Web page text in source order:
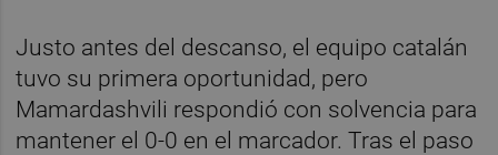
Justo antes del descanso, el equipo catalán
tuvo su primera oportunidad, pero
Mamardashvili respondió con solvencia para
mantener el 0-0 en el marcador. Tras el paso